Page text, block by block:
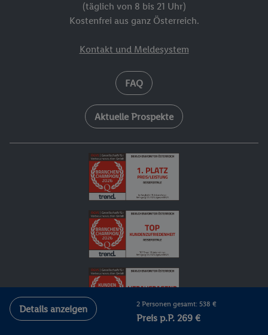
Details anzeigen 2 Personen gesamt: 538 €
Preis p.P. 269 €
(täglich von 8 bis 21 Uhr)
Kostenfrei aus ganz Österreich.
Kontakt und Meldesystem
FAQ
Aktuelle Prospekte